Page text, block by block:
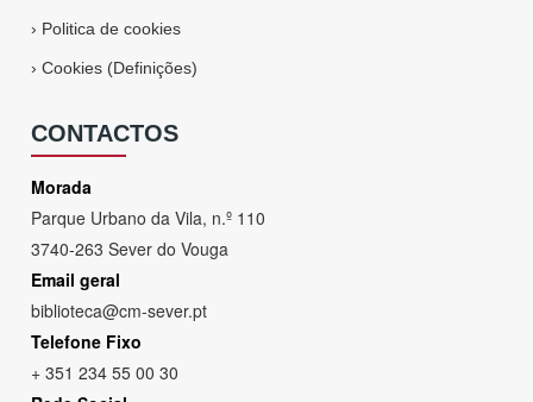
› Politica de cookies
›Cookies (Definições)
CONTACTOS
Morada
Parque Urbano da Vila, n.º 110
3740-263 Sever do Vouga
Email geral
biblioteca@cm-sever.pt
Telefone Fixo
+ 351 234 55 00 30